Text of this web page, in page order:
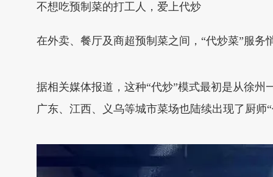
不想吃预制菜的打工人，爱上代炒
在外卖、餐厅及商超预制菜之间，“代炒菜”服务
据相关媒体报道，这种“代炒”模式最初是从徐
广东、江西、义乌等城市菜场也陆续出现了厨师